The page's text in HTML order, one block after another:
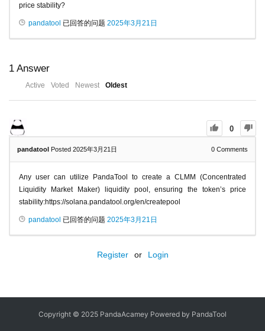
price stability?
pandatool 已回答的问题 2025年3月21日
1 Answer
Active Voted Newest Oldest
0
pandatool Posted 2025年3月21日 0 Comments
Any user can utilize PandaTool to create a CLMM (Concentrated
Liquidity Market Maker) liquidity pool, ensuring the token’s price
stability:https://solana.pandatool.org/en/createpool
pandatool 已回答的问题 2025年3月21日
Register or Login
Copyright © 2025 PandaAcamey Powered by PandaTool